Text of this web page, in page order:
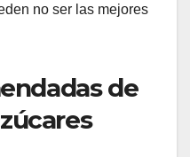
no ser las mejores
de